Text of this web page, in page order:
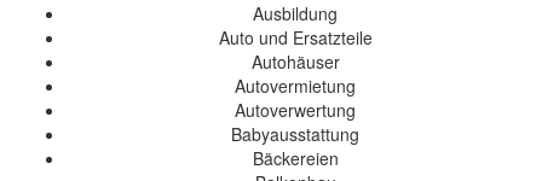
Ausbildung
Auto und Ersatzteile
Autohäuser
Autovermietung
Autoverwertung
Babyausstattung
Bäckereien